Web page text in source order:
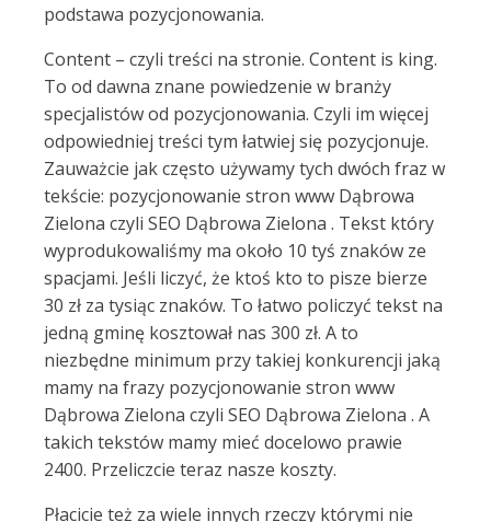
podstawa pozycjonowania.
Content – czyli treści na stronie. Content is king.
To od dawna znane powiedzenie w branży
specjalistów od pozycjonowania. Czyli im więcej
odpowiedniej treści tym łatwiej się pozycjonuje.
Zauważcie jak często używamy tych dwóch fraz w
tekście: pozycjonowanie stron www Dąbrowa
Zielona czyli SEO Dąbrowa Zielona . Tekst który
wyprodukowaliśmy ma około 10 tyś znaków ze
spacjami. Jeśli liczyć, że ktoś kto to pisze bierze
30 zł za tysiąc znaków. To łatwo policzyć tekst na
jedną gminę kosztował nas 300 zł. A to
niezbędne minimum przy takiej konkurencji jaką
mamy na frazy pozycjonowanie stron www
Dąbrowa Zielona czyli SEO Dąbrowa Zielona . A
takich tekstów mamy mieć docelowo prawie
2400. Przeliczcie teraz nasze koszty.
Płacicie też za wiele innych rzeczy którymi nie